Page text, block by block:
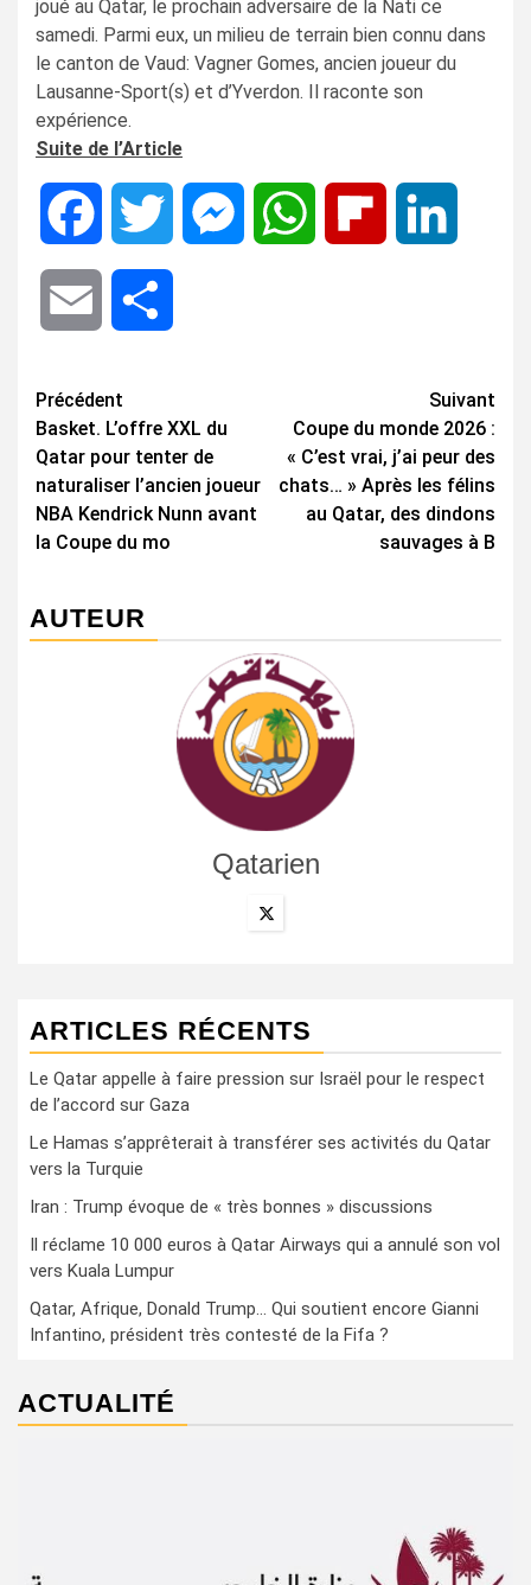
joué au Qatar, le prochain adversaire de la Nati ce
samedi. Parmi eux, un milieu de terrain bien connu dans
le canton de Vaud: Vagner Gomes, ancien joueur du
Lausanne-Sport(s) et d’Yverdon. Il raconte son
expérience.
Suite de l’Article
Facebook Twitter MessengerWhatsApp Flipboard
Email
Navigation
d’article
Précédent
Basket. L’offre XXL du
Qatar pour tenter de
naturaliser l’ancien joueur
NBA Kendrick Nunn avant
la Coupe du mo
Suivant
Coupe du monde 2026 :
« C’est vrai, j’ai peur des
chats… » Après les félins
au Qatar, des dindons
sauvages à B
AUTEUR
Qatarien
ARTICLES RÉCENTS
Le Qatar appelle à faire pression sur Israël pour le respect
de l’accord sur Gaza
Le Hamas s’apprêterait à transférer ses activités du Qatar
vers la Turquie
Iran : Trump évoque de « très bonnes » discussions
Il réclame 10 000 euros à Qatar Airways qui a annulé son vol
vers Kuala Lumpur
Qatar, Afrique, Donald Trump… Qui soutient encore Gianni
Infantino, président très contesté de la Fifa ?
ACTUALITÉ